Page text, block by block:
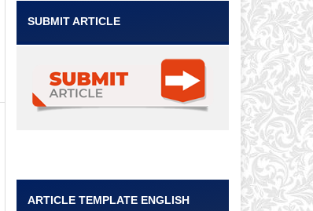
SUBMIT ARTICLE
ARTICLE TEMPLATE ENGLISH